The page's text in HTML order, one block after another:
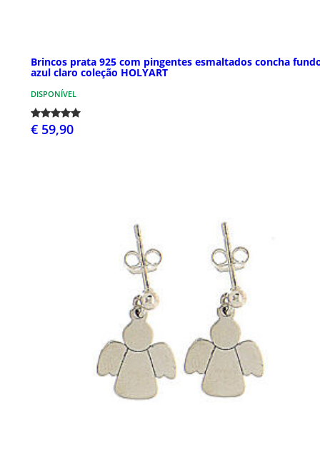
Brincos prata 925 com pingentes esmaltados concha
azul claro coleção HOLYART
DISPONÍVEL
€ 59,90